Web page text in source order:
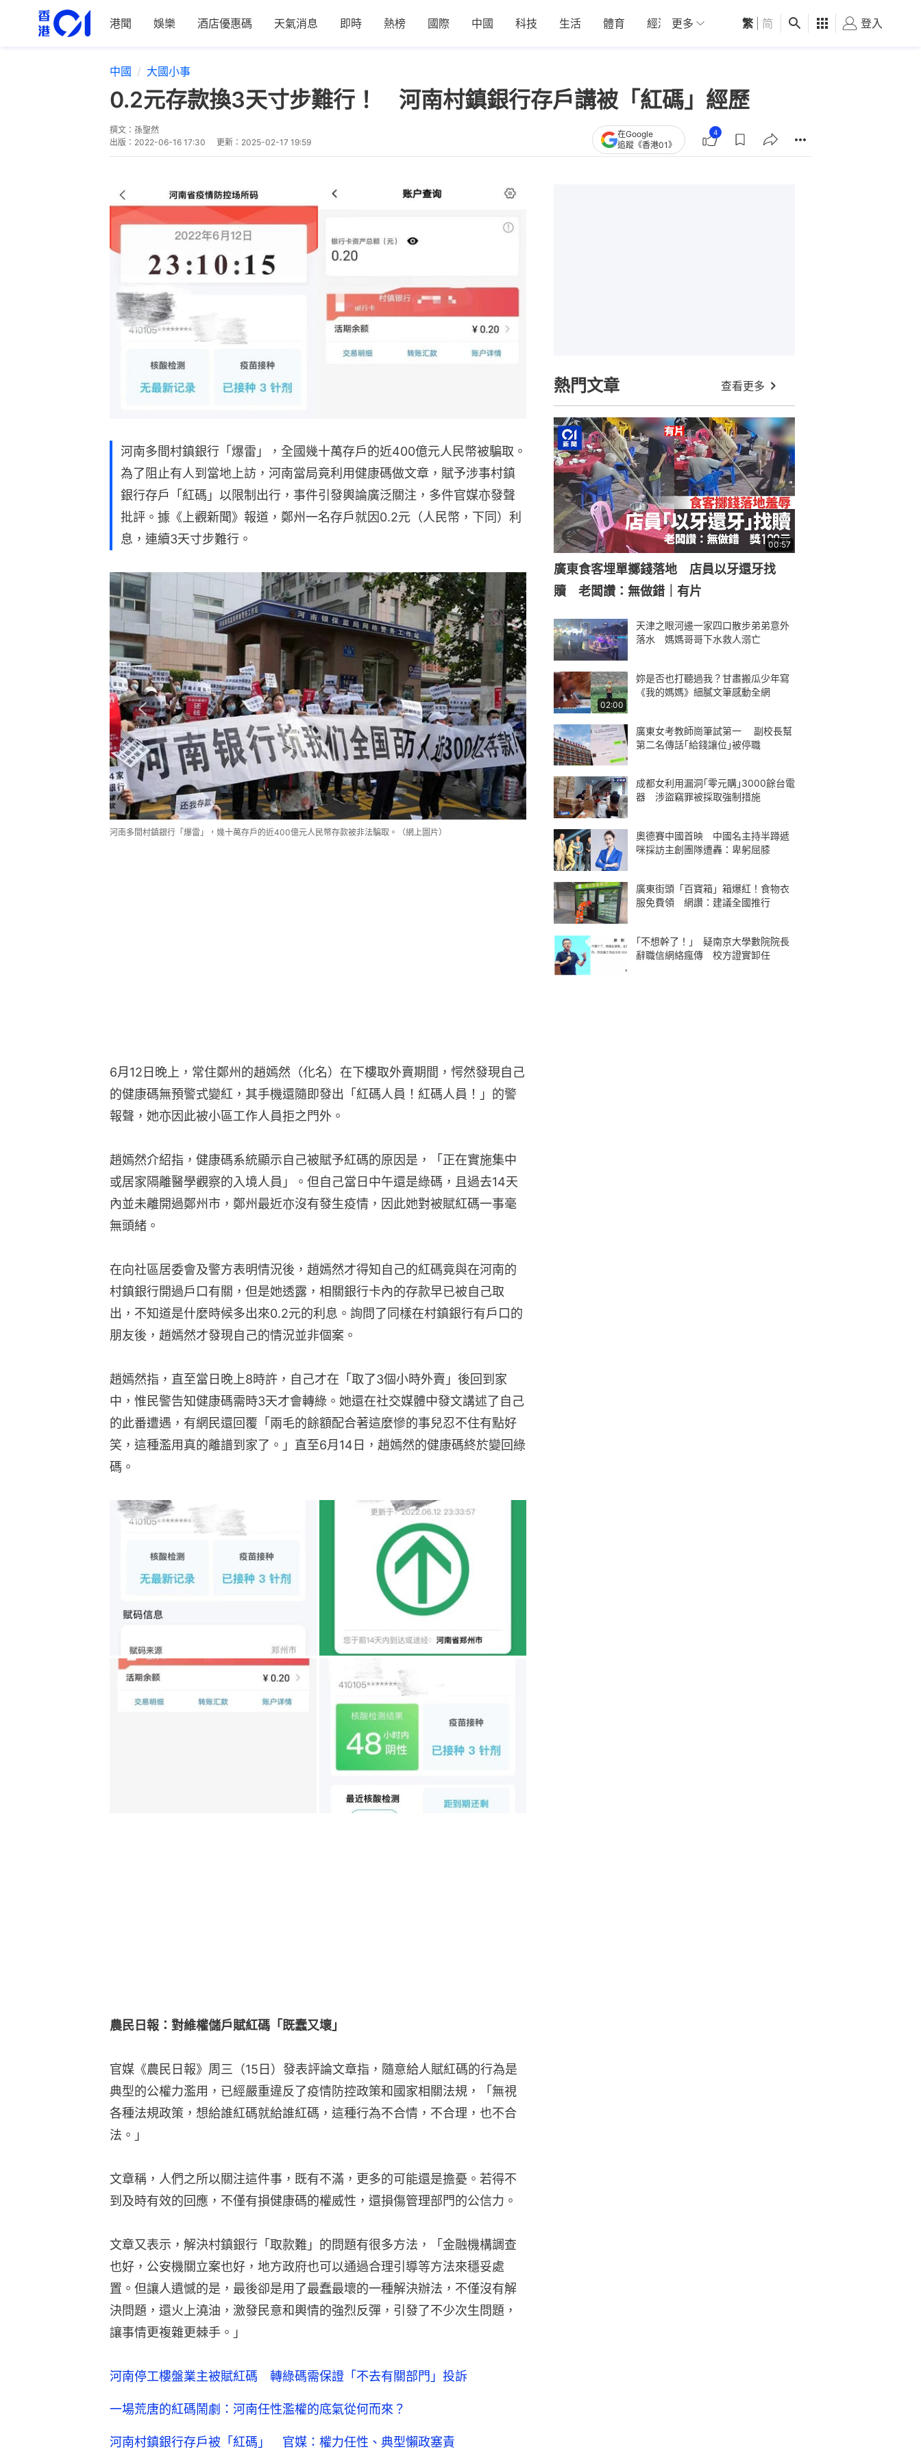
港聞 娛樂 酒店優惠碼 天氣消息 即時 熱榜 國際 中國 科技 生活 體育 經濟 01深圳 觀點 健康 好食玩飛
更多 繁 简 登入
中國 大國小事
0.2元存款換3天寸步難行！ 河南村鎮銀行存戶講被「紅碼」經歷
撰文： 孫聖然
出版： 2022-06-16 17:30 更新： 2025-02-17 19:59
在Google
追蹤《香港01》
4
河南多間村鎮銀行「爆雷」，全國幾十萬存戶的近400億元人民幣被騙取。
為了阻止有人到當地上訪，河南當局竟利用健康碼做文章，賦予涉事村鎮
銀行存戶「紅碼」以限制出行，事件引發輿論廣泛關注，多件官媒亦發聲
批評。據《上觀新聞》報道，鄭州一名存戶就因0.2元（人民幣，下同）利
息，連續3天寸步難行。
河南多間村鎮銀行「爆雷」，幾十萬存戶的近400億元人民幣存款被非法騙取。（網上圖片）
6月12日晚上，常住鄭州的趙嫣然（化名）在下樓取外賣期間，愕然發現自己
的健康碼無預警式變紅，其手機還隨即發出「紅碼人員！紅碼人員！」的警
報聲，她亦因此被小區工作人員拒之門外。
趙嫣然介紹指，健康碼系統顯示自己被賦予紅碼的原因是，「正在實施集中
或居家隔離醫學觀察的入境人員」。但自己當日中午還是綠碼，且過去14天
內並未離開過鄭州市，鄭州最近亦沒有發生疫情，因此她對被賦紅碼一事毫
無頭緒。
在向社區居委會及警方表明情況後，趙嫣然才得知自己的紅碼竟與在河南的
村鎮銀行開過戶口有關，但是她透露，相關銀行卡內的存款早已被自己取
出，不知道是什麼時候多出來0.2元的利息。詢問了同樣在村鎮銀行有戶口的
朋友後，趙嫣然才發現自己的情況並非個案。
趙嫣然指，直至當日晚上8時許，自己才在「取了3個小時外賣」後回到家
中，惟民警告知健康碼需時3天才會轉綠。她還在社交媒體中發文講述了自己
的此番遭遇，有網民還回覆「兩毛的餘額配合著這麼慘的事兒忍不住有點好
笑，這種濫用真的離譜到家了。」直至6月14日，趙嫣然的健康碼終於變回綠
碼。
農民日報：對維權儲戶賦紅碼「既蠢又壞」
官媒《農民日報》周三（15日）發表評論文章指，隨意給人賦紅碼的行為是
典型的公權力濫用，已經嚴重違反了疫情防控政策和國家相關法規，「無視
各種法規政策，想給誰紅碼就給誰紅碼，這種行為不合情，不合理，也不合
法。」
文章稱，人們之所以關注這件事，既有不滿，更多的可能還是擔憂。若得不
到及時有效的回應，不僅有損健康碼的權威性，還損傷管理部門的公信力。
文章又表示，解決村鎮銀行「取款難」的問題有很多方法，「金融機構調查
也好，公安機關立案也好，地方政府也可以通過合理引導等方法來穩妥處
置。但讓人遺憾的是，最後卻是用了最蠢最壞的一種解決辦法，不僅沒有解
決問題，還火上澆油，激發民意和輿情的強烈反彈，引發了不少次生問題，
讓事情更複雜更棘手。」
河南停工樓盤業主被賦紅碼 轉綠碼需保證「不去有關部門」投訴
一場荒唐的紅碼鬧劇：河南任性濫權的底氣從何而來？
河南村鎮銀行存戶被「紅碼」 官媒：權力任性、典型懶政塞責
熱門文章 查看更多
00:57
廣東食客埋單擲錢落地 店員以牙還牙找
贖 老闆讚：無做錯｜有片
天津之眼河邊一家四口散步弟弟意外
落水 媽媽哥哥下水救人溺亡
02:00
妳是否也打聽過我？甘肅搬瓜少年寫
《我的媽媽》細膩文筆感動全網
廣東女考教師崗筆試第一 副校長幫
第二名傳話｢給錢讓位｣被停職
成都女利用漏洞｢零元購｣3000餘台電
器 涉盜竊罪被採取強制措施
奧德賽中國首映 中國名主持半蹲遞
咪採訪主創團隊遭轟：卑躬屈膝
廣東街頭「百寶箱」箱爆紅！食物衣
服免費領 網讚：建議全國推行
｢不想幹了！｣ 疑南京大學數院院長
辭職信網絡瘋傳 校方證實卸任